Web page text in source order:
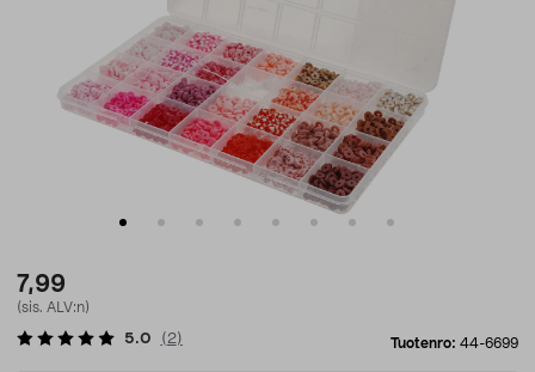
7,99
(sis. ALV:n)
Tuotenro: 44-6699
5.0 ( 2)